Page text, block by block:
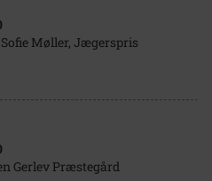
Møller, Jægerspris
Gerlev Præstegård